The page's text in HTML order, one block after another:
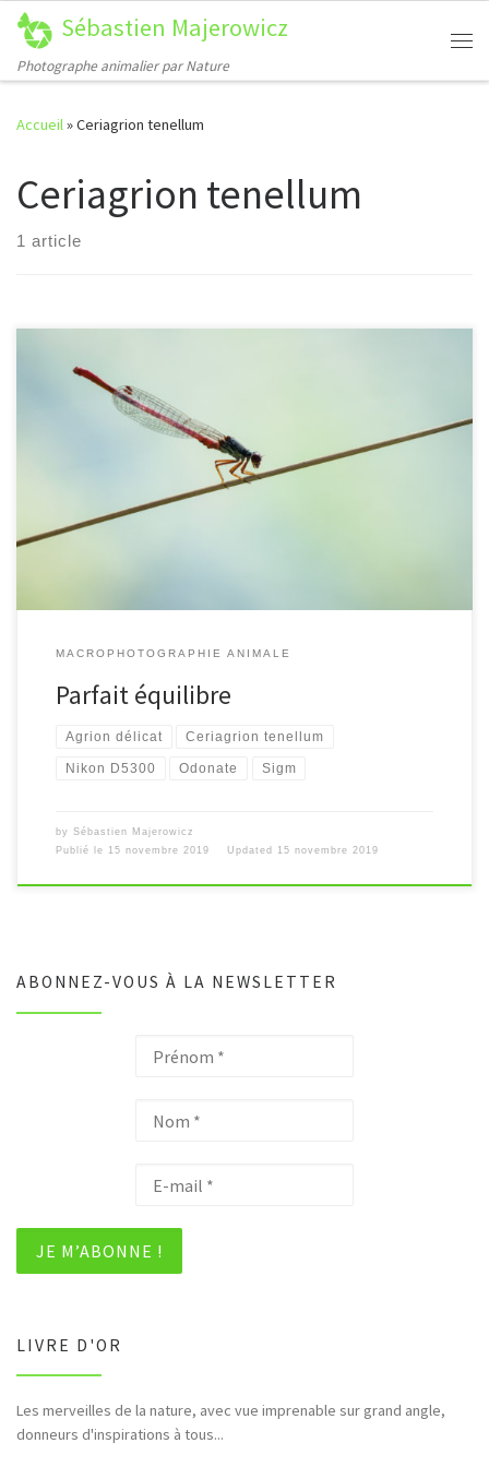
Passer au contenu
Sébastien Majerowicz
Photographe animalier par Nature
Accueil»Ceriagrion tenellum
Ceriagrion tenellum
1 article
MACROPHOTOGRAPHIE ANIMALE
Parfait équilibre
Agrion délicat Ceriagrion tenellum
Nikon D5300 Odonate Sigm
by Sébastien Majerowicz
Publié le 15 novembre 2019 Updated 15 novembre 2019
ABONNEZ-VOUS À LA NEWSLETTER
LIVRE D'OR
Les merveilles de la nature, avec vue imprenable sur grand angle,
donneurs d'inspirations à tous...